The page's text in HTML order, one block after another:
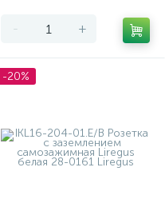
- +
-20%